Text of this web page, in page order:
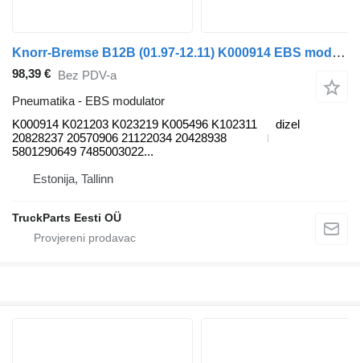
Knorr-Bremse B12B (01.97-12.11) K000914 EBS modulator za Volvo B6, B7, B9, B10, B12 bus (1978-2011) autobusa
98,39 € Bez PDV-a
Pneumatika - EBS modulator
K000914 K021203 K023219 K005496 K102311
20828237 20570906 21122034 20428938
5801290649 7485003022...
dizel
Estonija, Tallinn
TruckParts Eesti OÜ